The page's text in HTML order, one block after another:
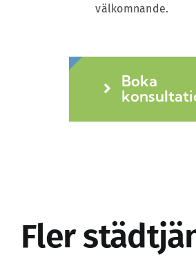
välkomnande.
Boka
Fler